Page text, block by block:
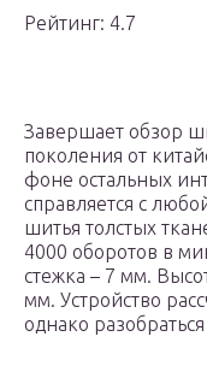
Рейтинг: 4.7
Завершает обзор
поколения от
фоне остальных
справляется с
шитья толстых
4000 оборотов в
стежка – 7 мм.
мм. Устройство
однако